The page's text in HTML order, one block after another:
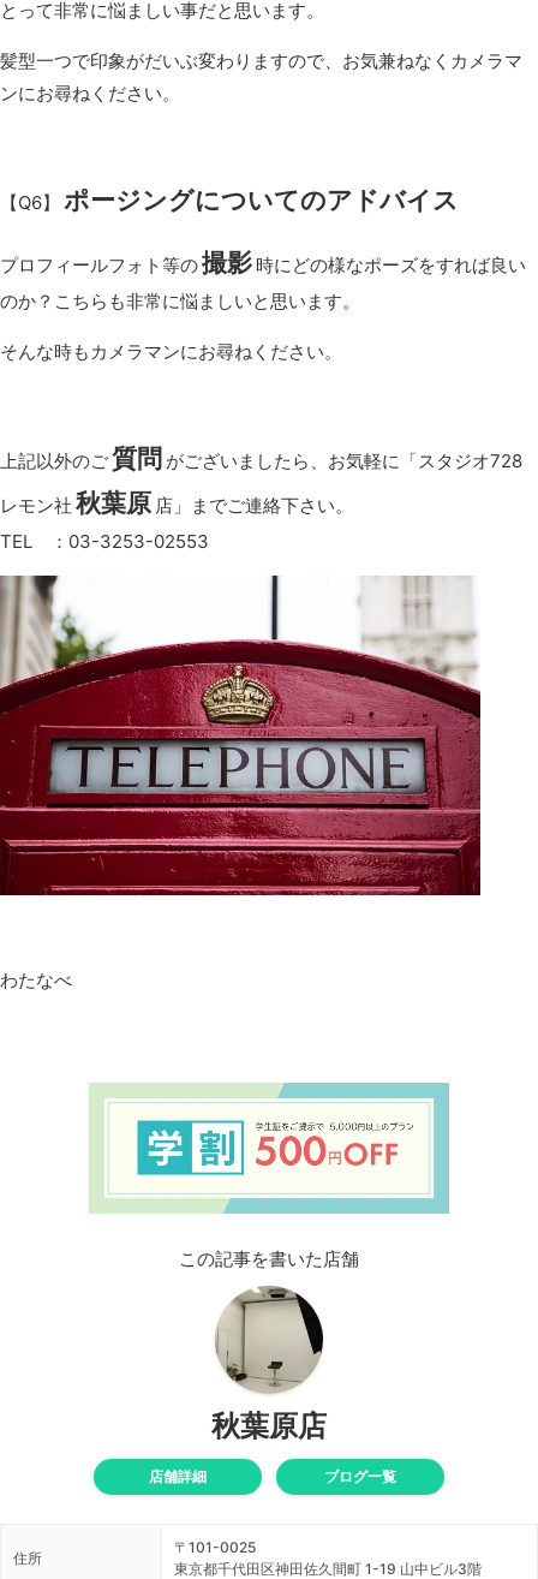
とって非常に悩ましい事だと思います。
髪型一つで印象がだいぶ変わりますので、お気兼ねなくカメラマ
ンにお尋ねください。
【Q6】 ポージングについてのアドバイス
プロフィールフォト等の撮影時にどの様なポーズをすれば良い
のか？こちらも非常に悩ましいと思います。
そんな時もカメラマンにお尋ねください。
上記以外のご質問 がございましたら、お気軽に「スタジオ728
レモン社 秋葉原 店」までご連絡下さい。
TEL ：03-3253-02553
わたなべ
この記事を書いた店舗
秋葉原店
店舗詳細 ブログ一覧
住所
〒101-0025
東京都千代田区神田佐久間町 1-19 山中ビル3階